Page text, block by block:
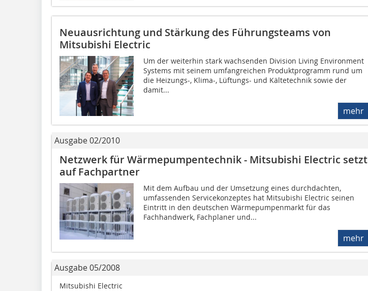
Neuausrichtung und Stärkung des Führungsteams von
Mitsubishi Electric
Um der weiterhin stark wachsenden Division Living Environment
Systems mit seinem umfangreichen Produktprogramm rund um
die Heizungs-, Klima-, Lüftungs- und Kältetechnik sowie der
damit...
mehr
Ausgabe 02/2010
Netzwerk für Wärmepumpentechnik - Mitsubishi Electric setzt
auf Fachpartner
Mit dem Aufbau und der Umsetzung eines durchdachten,
umfassenden Service­konzeptes hat Mitsubishi Electric seinen
Eintritt in den deutschen Wärmepum­pen­markt für das
Fachhandwerk, Fachplaner und...
mehr
Ausgabe 05/2008
Mitsubishi Electric